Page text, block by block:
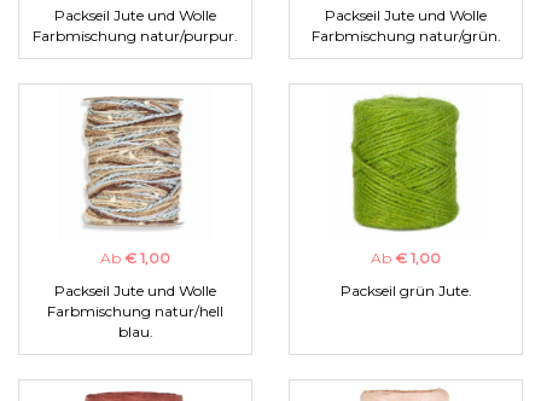
Packseil Jute und Wolle
Farbmischung natur/purpur.
Packseil Jute und Wolle
Farbmischung natur/grün.
Ab € 1,00
Packseil Jute und Wolle
Farbmischung natur/hell
blau.
Ab € 1,00
Packseil grün Jute.